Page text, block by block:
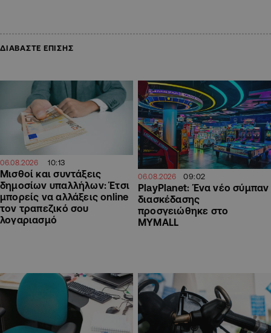
ΔΙΑΒΑΣΤΕ ΕΠΙΣΗΣ
06.08.2026 10:13
Μισθοί και συντάξεις
δημοσίων υπαλλήλων: Έτσι
μπορείς να αλλάξεις online
τον τραπεζικό σου
λογαριασμό
06.08.2026 09:02
PlayPlanet: Ένα νέο σύμπαν
διασκέδασης
προσγειώθηκε στο
MYMALL